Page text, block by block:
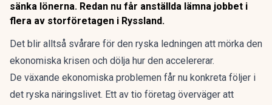
sänka lönerna. Redan nu får anställda lämna jobbet i
flera av storföretagen i Ryssland.
Det blir alltså svårare för den ryska ledningen att mörka den
ekonomiska krisen och dölja hur den accelererar.
De växande ekonomiska problemen får nu konkreta följer i
det ryska näringslivet. Ett av tio företag överväger att